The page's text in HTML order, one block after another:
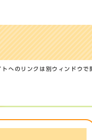
トへのリンクは別ウィンドウで